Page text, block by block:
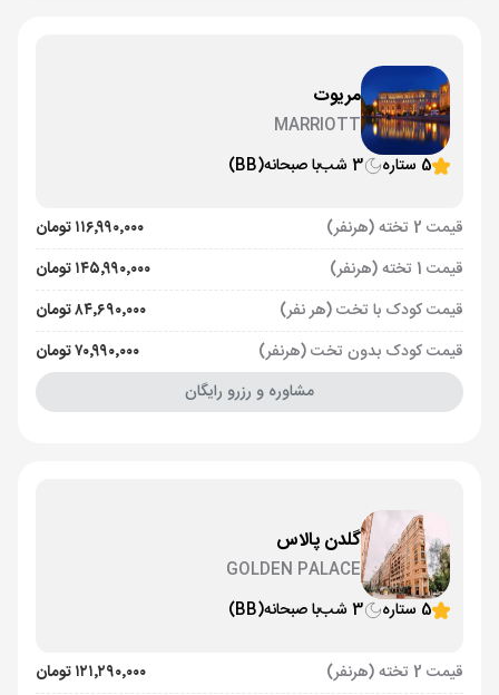
مریوت
MARRIOTT
5 ستاره
3 شب با صبحانه(BB)
قیمت 2 تخته (هرنفر)
۱۱۶٬۹۹۰٬۰۰۰ تومان
قیمت 1 تخته (هرنفر)
۱۴۵٬۹۹۰٬۰۰۰ تومان
قیمت کودک با تخت (هر نفر)
۸۴٬۶۹۰٬۰۰۰ تومان
قیمت کودک بدون تخت (هرنفر)
۷۰٬۹۹۰٬۰۰۰ تومان
مشاوره و رزرو رایگان
گلدن پالاس
GOLDEN PALACE
5 ستاره
3 شب با صبحانه(BB)
قیمت 2 تخته (هرنفر)
۱۲۱٬۲۹۰٬۰۰۰ تومان